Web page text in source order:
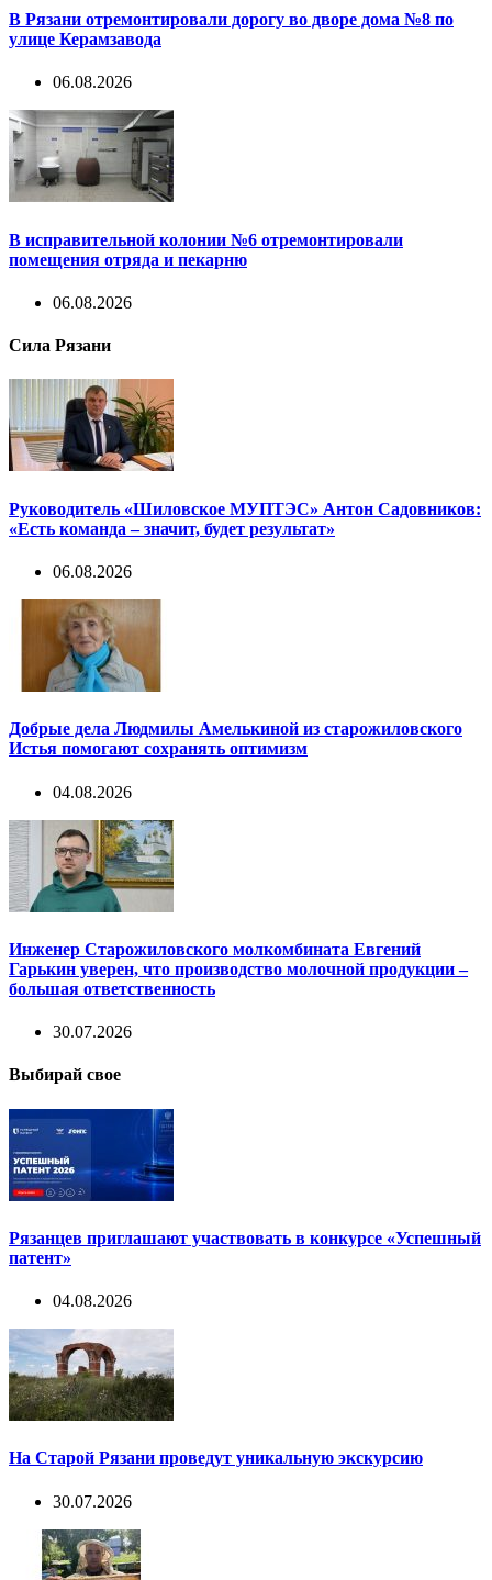
В Рязани отремонтировали дорогу во дворе дома №8 по
улице Керамзавода
06.08.2026
В исправительной колонии №6 отремонтировали
помещения отряда и пекарню
06.08.2026
Сила Рязани
Руководитель «Шиловское МУПТЭС» Антон Садовников:
«Есть команда – значит, будет результат»
06.08.2026
Добрые дела Людмилы Амелькиной из старожиловского
Истья помогают сохранять оптимизм
04.08.2026
Инженер Старожиловского молкомбината Евгений
Гарькин уверен, что производство молочной продукции –
большая ответственность
30.07.2026
Выбирай свое
Рязанцев приглашают участвовать в конкурсе «Успешный
патент»
04.08.2026
На Старой Рязани проведут уникальную экскурсию
30.07.2026